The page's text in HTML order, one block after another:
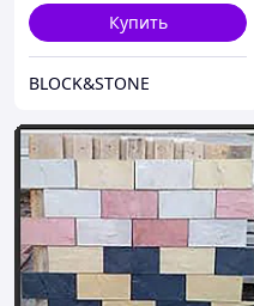
Купить
BLOCK&STONE